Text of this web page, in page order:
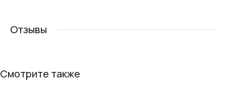
Отзывы
Смотрите также